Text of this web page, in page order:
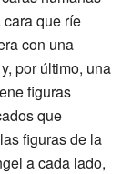
que ríe
con una
por último, una
figuras
que
figuras de la
a cada lado,